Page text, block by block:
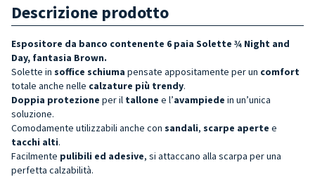
Descrizione prodotto
Espositore da banco contenente 6 paia Solette ¾ Night and
Day, fantasia Brown.
Solette in soffice schiuma pensate appositamente per un comfort
totale anche nelle calzature più trendy.
Doppia protezione per il tallone e l’avampiede in un’unica
soluzione.
Comodamente utilizzabili anche con sandali, scarpe aperte e
tacchi alti.
Facilmente pulibili ed adesive, si attaccano alla scarpa per una
perfetta calzabilità.